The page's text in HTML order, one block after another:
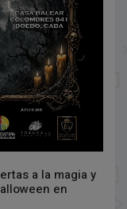
a la magia y
en